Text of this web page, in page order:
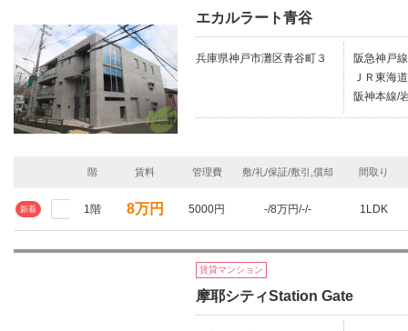
エカルラート青谷
兵庫県神戸市灘区青谷町３
阪急神戸
ＪＲ東海
阪神本線/
階 賃料 管理費 敷/礼/保証/敷引,償却 間取り
新着 1階 8万円 5000円 -/8万円/-/- 1LDK
賃貸マンション
摩耶シティStation Gate